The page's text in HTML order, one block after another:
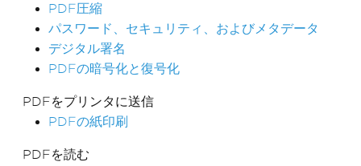
PDF圧縮
パスワード、セキュリティ、およびメタデータ
デジタル署名
PDFの暗号化と復号化
PDFをプリンタに送信
PDFの紙印刷
PDFを読む